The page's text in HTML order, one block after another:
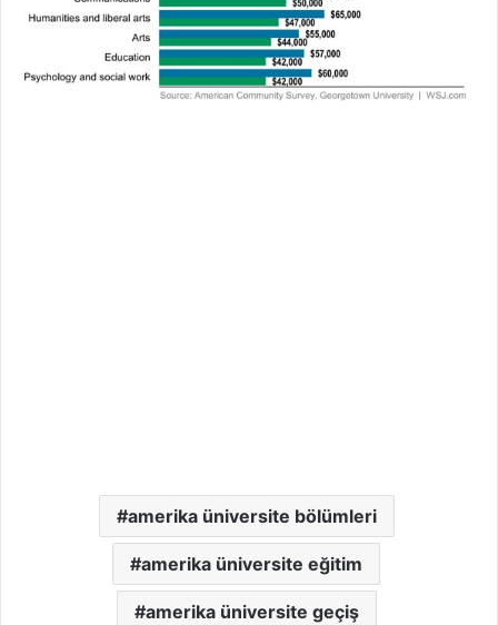
amerika üniversite bölümleri
amerika üniversite eğitim
amerika üniversite geçiş